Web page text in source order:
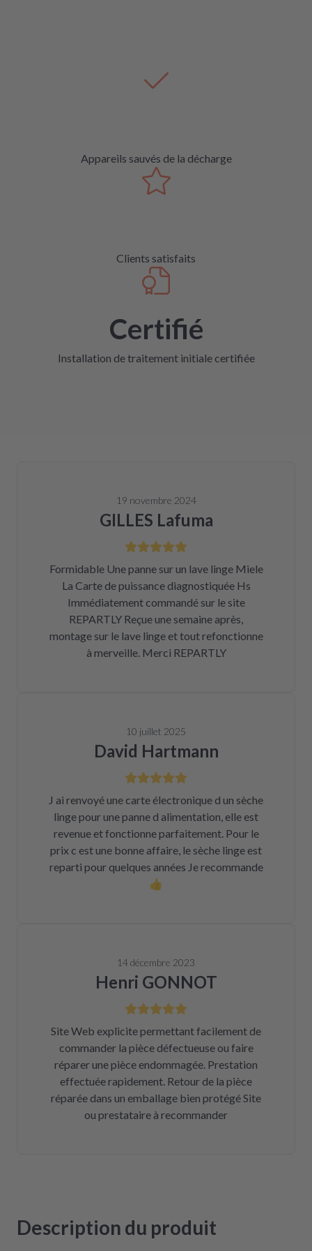
Appareils sauvés de la décharge
Clients satisfaits
Certifié
Installation de traitement initiale certifiée
19 novembre 2024
GILLES Lafuma
Formidable Une panne sur un lave linge Miele
La Carte de puissance diagnostiquée Hs
Immédiatement commandé sur le site
REPARTLY Reçue une semaine après,
montage sur le lave linge et tout refonctionne
à merveille. Merci REPARTLY
10 juillet 2025
David Hartmann
J ai renvoyé une carte électronique d un sèche
linge pour une panne d alimentation, elle est
revenue et fonctionne parfaitement. Pour le
prix c est une bonne affaire, le sèche linge est
reparti pour quelques années Je recommande
👍
14 décembre 2023
Henri GONNOT
Site Web explicite permettant facilement de
commander la pièce défectueuse ou faire
réparer une pièce endommagée. Prestation
effectuée rapidement. Retour de la pièce
réparée dans un emballage bien protégé Site
ou prestataire à recommander
Description du produit